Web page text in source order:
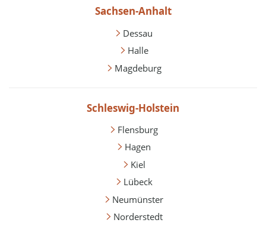
Sachsen-Anhalt
Dessau
Halle
Magdeburg
Schleswig-Holstein
Flensburg
Hagen
Kiel
Lübeck
Neumünster
Norderstedt